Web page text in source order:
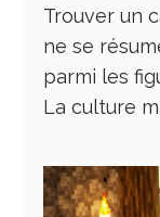
Trouver un
ne se
parmi les
La culture